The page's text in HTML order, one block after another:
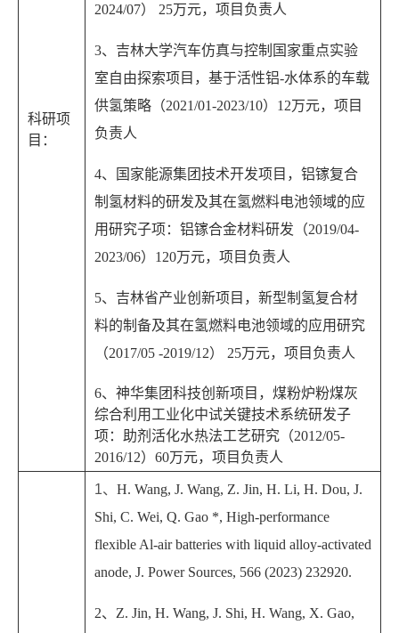
科研项
目：
2024/07） 25万元，项目负责人
3、吉林大学汽车仿真与控制国家重点实验
室自由探索项目，基于活性铝-水体系的车载
供氢策略（2021/01-2023/10）12万元，项目
负责人
4、国家能源集团技术开发项目，铝镓复合
制氢材料的研发及其在氢燃料电池领域的应
用研究子项：铝镓合金材料研发（2019/04-
2023/06）120万元，项目负责人
5、吉林省产业创新项目，新型制氢复合材
料的制备及其在氢燃料电池领域的应用研究
（2017/05 -2019/12） 25万元，项目负责人
6、神华集团科技创新项目，煤粉炉粉煤灰
综合利用工业化中试关键技术系统研发子
项：助剂活化水热法工艺研究（2012/05-
2016/12）60万元，项目负责人
1、 H. Wang, J. Wang, Z. Jin, H. Li, H. Dou, J.
Shi, C. Wei, Q. Gao *, High-performance
flexible Al-air batteries with liquid alloy-activated
anode, J. Power Sources, 566 (2023) 232920.
2、 Z. Jin, H. Wang, J. Shi, H. Wang, X. Gao,